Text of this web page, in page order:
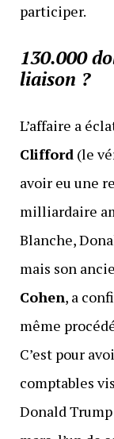
participer.
130.000
liaison ?
L’affaire a
Clifford(le
avoir eu une
milliardaire
Blanche,
mais son
Cohen, a
même
C’est pour
comptables
Donald